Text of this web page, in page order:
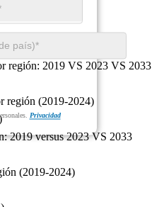
Privacidad
ingresos
región: 2019 VS 2023 VS 2033
región (2019-2024)
2019 versus 2023 VS 2033
(2019-2024)